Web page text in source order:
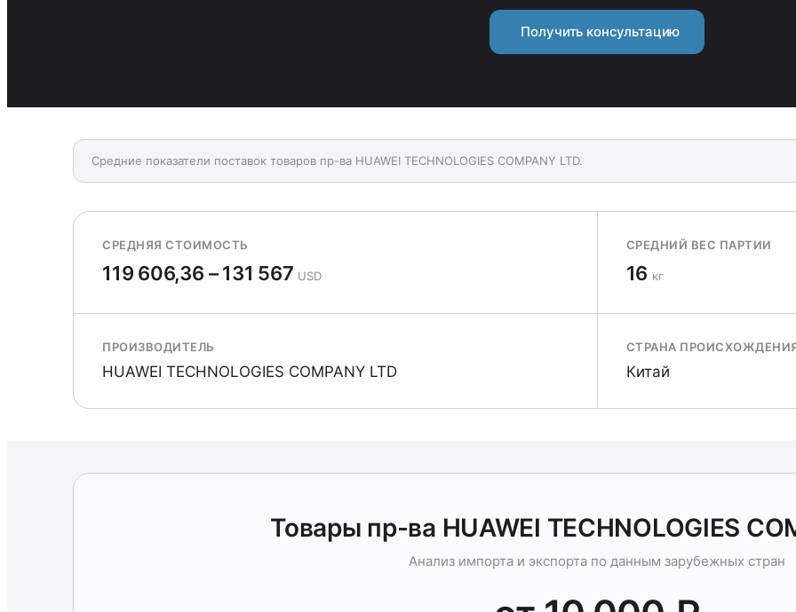
Получить консультацию
Средние показатели поставок товаров пр-ва HUAWEI TECHNOLOGIES COMPANY LTD.
СРЕДНЯЯ СТОИМОСТЬ
119 606,36 – 131 567 USD
СРЕДНИЙ ВЕС ПАРТИИ
16 кг
ПРОИЗВОДИТЕЛЬ
HUAWEI TECHNOLOGIES COMPANY LTD
СТРАНА
Китай
Товары пр-ва HUAWEI TECHNOLOGIES
Анализ импорта и экспорта по данным зарубежных стран